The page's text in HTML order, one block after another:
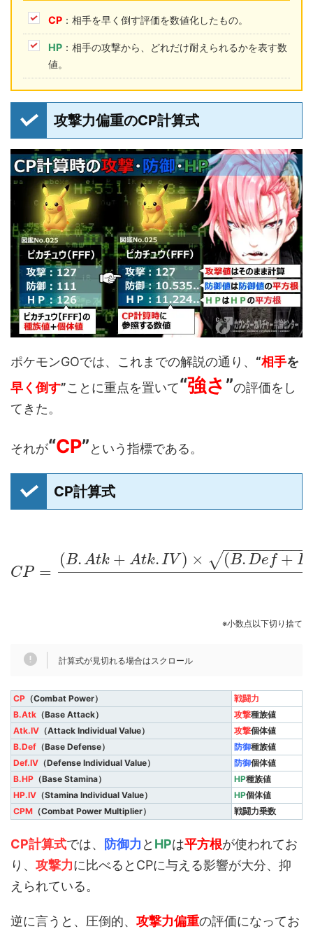
CP ：相手を早く倒す評価を数値化したもの。
HP ：相手の攻撃から、どれだけ耐えられるかを表す数
値。
攻撃力偏重のCP計算式
ポケモンGOでは、これまでの解説の通り、 “相手を
早く倒す”ことに重点を置いて“強さ”の評価をし
てきた。
それが“CP”という指標である。
CP計算式
CP =
(B.Atk + Atk.I V ) × (B.De f + D
−−−−−−−−−
−
√
※小数点以下切り捨て
計算式が見切れる場合はスクロール
CP （Combat Power）
戦闘力
B.Atk （Base Attack） 攻撃種族値
Atk.IV （Attack Individual Value） 攻撃個体値
B.Def （Base Defense） 防御種族値
Def.IV （Defense Individual Value） 防御個体値
B.HP （Base Stamina） HP種族値
HP.IV （Stamina Individual Value） HP個体値
CPM （Combat Power Multiplier） 戦闘力乗数
CP計算式では、 防御力 と HPは平方根が使われてお
り、 攻撃力に比べるとCPに与える影響が大分、抑
えられている。
逆に言うと、圧倒的、 攻撃力偏重の評価になってお